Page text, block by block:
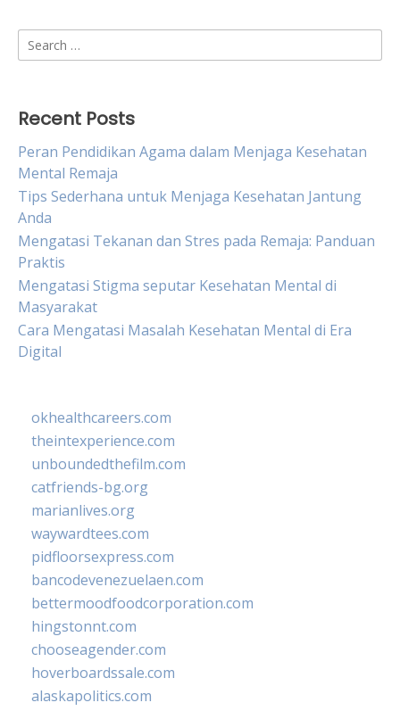
Search
for:
Recent Posts
Peran Pendidikan Agama dalam Menjaga Kesehatan
Mental Remaja
Tips Sederhana untuk Menjaga Kesehatan Jantung
Anda
Mengatasi Tekanan dan Stres pada Remaja: Panduan
Praktis
Mengatasi Stigma seputar Kesehatan Mental di
Masyarakat
Cara Mengatasi Masalah Kesehatan Mental di Era
Digital
okhealthcareers.com
theintexperience.com
unboundedthefilm.com
catfriends-bg.org
marianlives.org
waywardtees.com
pidfloorsexpress.com
bancodevenezuelaen.com
bettermoodfoodcorporation.com
hingstonnt.com
chooseagender.com
hoverboardssale.com
alaskapolitics.com